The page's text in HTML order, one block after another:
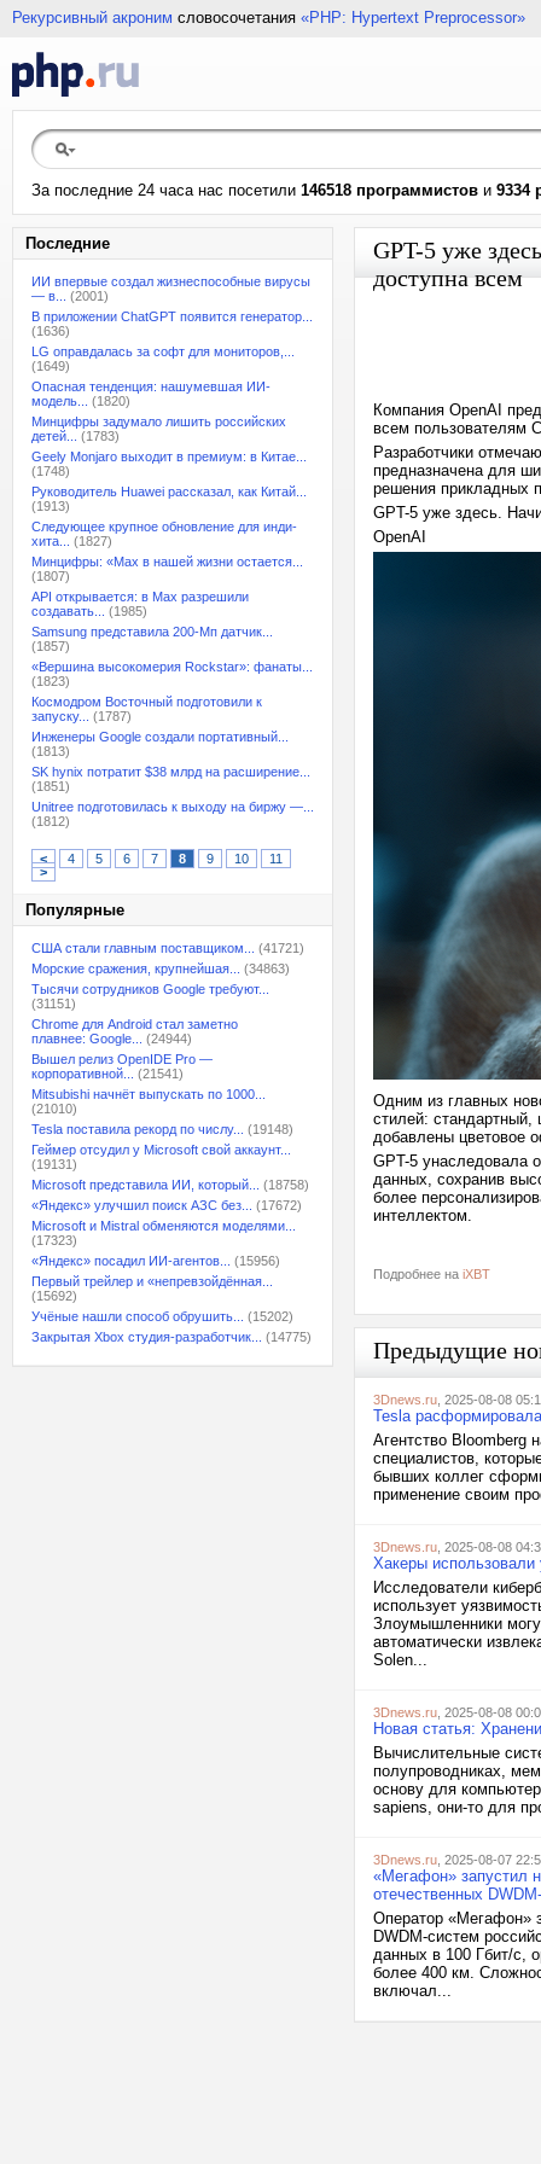
Рекурсивный акроним словосочетания «PHP: Hypertext Preprocessor»
За последние 24 часа нас посетили 146518 программистов и 9334
Последние
ИИ впервые создал жизнеспособные вирусы
— в...
(2001)
В приложении ChatGPT появится генератор...
(1636)
LG оправдалась за софт для мониторов,...
(1649)
Опасная тенденция: нашумевшая ИИ-
модель...
(1820)
Минцифры задумало лишить российских
детей...
(1783)
Geely Monjaro выходит в премиум: в Китае...
(1748)
Руководитель Huawei рассказал, как Китай...
(1913)
Следующее крупное обновление для инди-
хита...
(1827)
Минцифры: «Max в нашей жизни остается...
(1807)
API открывается: в Max разрешили
создавать...
(1985)
Samsung представила 200-Мп датчик...
(1857)
«Вершина высокомерия Rockstar»: фанаты...
(1823)
Космодром Восточный подготовили к
запуску...
(1787)
Инженеры Google создали портативный...
(1813)
SK hynix потратит $38 млрд на расширение...
(1851)
Unitree подготовилась к выходу на биржу —...
(1812)
< 4 5 6 7 8 9 10
11
>
Популярные
США стали главным поставщиком...
(41721)
Морские сражения, крупнейшая...
(34863)
Тысячи сотрудников Google требуют...
(31151)
Chrome для Android стал заметно
плавнее: Google...
(24944)
Вышел релиз OpenIDE Pro —
корпоративной...
(21541)
Mitsubishi начнёт выпускать по 1000...
(21010)
Tesla поставила рекорд по числу...
(19148)
Геймер отсудил у Microsoft свой аккаунт...
(19131)
Microsoft представила ИИ, который...
(18758)
«Яндекс» улучшил поиск АЗС без...
(17672)
Microsoft и Mistral обменяются моделями...
(17323)
«Яндекс» посадил ИИ-агентов...
(15956)
Первый трейлер и «непревзойдённая...
(15692)
Учёные нашли способ обрушить...
(15202)
Закрытая Xbox студия-разработчик...
(14775)
GPT-5 уже
доступна всем
Компания OpenAI
всем пользователям
Разработчики
предназначена для
решения прикладных
GPT-5 уже здесь.
OpenAI
Одним из главных
стилей:
добавлены цветовое
GPT-5 унаследовала
данных, сохранив
более
интеллектом.
Подробнее на iXBT
Предыдущие
3Dnews.ru , 2025-08-08
Tesla
Агентство Bloomberg
специалистов,
бывших коллег
применение своим
3Dnews.ru , 2025-08-08
Хакеры
Исследователи
использует
Злоумышленники
автоматически
Solen...
3Dnews.ru , 2025-08-08
Новая статья:
Вычислительные
полупроводниках,
основу для
sapiens, они-то для
3Dnews.ru , 2025-08-07
«Мегафон» запустил
отечественных
Оператор «Мегафон»
DWDM-систем
данных в 100 Гбит/с,
более 400 км.
включал...